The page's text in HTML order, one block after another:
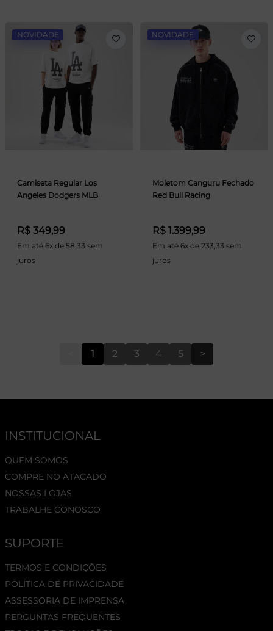
NOVIDADE
Camiseta Regular Los
Angeles Dodgers MLB
R$ 349,99
Em até 6x de 58,33 sem
juros
NOVIDADE
Moletom Canguru Fechado
Red Bull Racing
R$ 1.399,99
Em até 6x de 233,33 sem
juros
1 2 3 4 5 >
INSTITUCIONAL
QUEM SOMOS
COMPRE NO ATACADO
NOSSAS LOJAS
TRABALHE CONOSCO
SUPORTE
TERMOS E CONDIÇÕES
POLÍTICA DE PRIVACIDADE
ASSESSORIA DE IMPRENSA
PERGUNTAS FREQUENTES